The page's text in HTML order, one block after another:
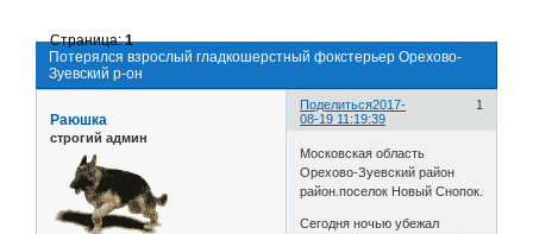
Потерялся взрослый гладкошерстный фокстерьер Орехово-
Зуевский р-он
Страница:1
Поделиться 1
2017-
08-19 11:19:39
Раюшка
строгий админ
Московская область
Орехово-Зуевский район
район.поселок Новый Снопок.
Сегодня ночью убежал